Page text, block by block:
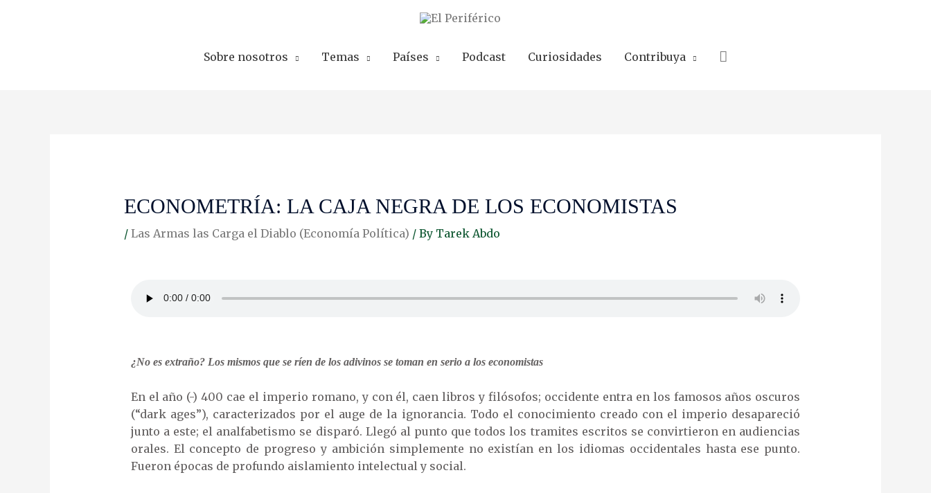
Sobre nosotros
Temas Países Podcast Curiosidades Contribuya Search
ECONOMETRÍA: LA CAJA NEGRA DE LOS ECONOMISTAS
/ Las Armas las Carga el Diablo (Economía Política) / By Tarek Abdo
¿No es extraño? Los mismos que se ríen de los adivinos se toman en serio a los economistas
En el año (-) 400 cae el imperio romano, y con él, caen libros y filósofos; occidente entra en los famosos años oscuros
(“dark ages”), caracterizados por el auge de la ignorancia. Todo el conocimiento creado con el imperio desapareció
junto a este; el analfabetismo se disparó. Llegó al punto que todos los tramites escritos se convirtieron en audiencias
orales. El concepto de progreso y ambición simplemente no existían en los idiomas occidentales hasta ese punto.
Fueron épocas de profundo aislamiento intelectual y social.